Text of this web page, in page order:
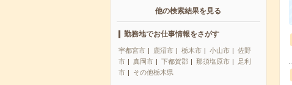
他の検索結果を見る
勤務地でお仕事情報をさがす
宇都宮市 鹿沼市 栃木市 小山市
佐野
市
真岡市 下都賀郡 那須塩原市
足利
市
その他栃木県